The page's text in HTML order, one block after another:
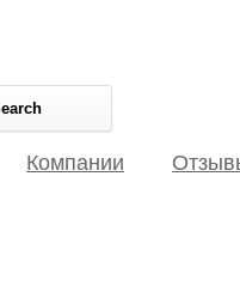
Компании